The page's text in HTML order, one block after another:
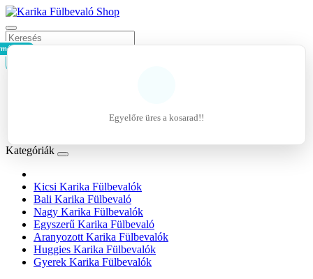
- 0Ft
Egyelőre üres a kosarad!!
Kategóriák
Kicsi Karika Fülbevalók
Bali Karika Fülbevaló
Nagy Karika Fülbevalók
Egyszerű Karika Fülbevaló
Aranyozott Karika Fülbevalók
Huggies Karika Fülbevalók
Gyerek Karika Fülbevalók